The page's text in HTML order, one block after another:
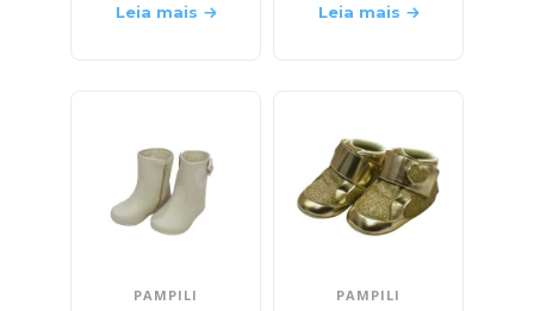
Leia mais Leia mais
PAMPILI PAMPILI